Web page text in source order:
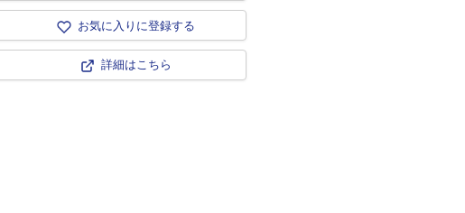
お気に入りに登録する
詳細はこちら